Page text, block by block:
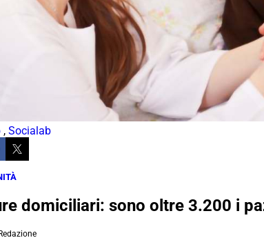
, Socialab
domiciliari: sono oltre 3.200 i